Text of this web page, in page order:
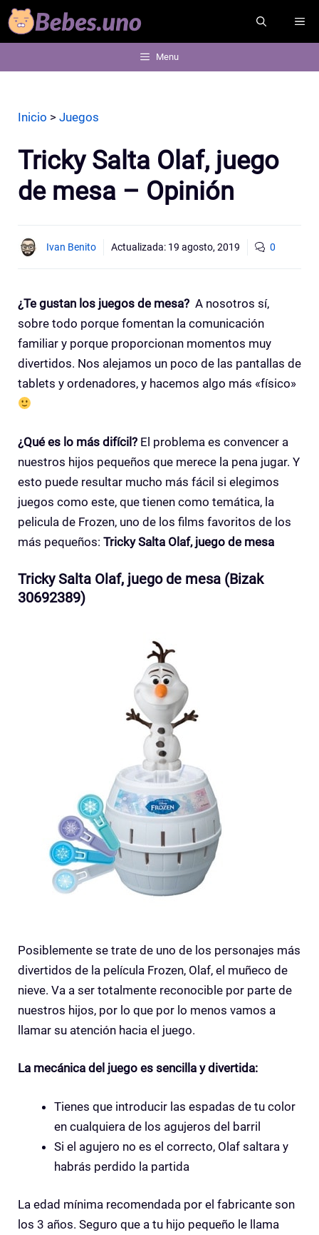
Saltar
al
Menu
Inicio > Juegos
Tricky Salta Olaf, juego
de mesa – Opinión
Ivan Benito Actualizada: 19 agosto, 2019 0
¿Te gustan los juegos de mesa? A nosotros sí,
sobre todo porque fomentan la comunicación
familiar y porque proporcionan momentos muy
divertidos. Nos alejamos un poco de las pantallas de
tablets y ordenadores, y hacemos algo más «físico»
¿Qué es lo más difícil? El problema es convencer a
nuestros hijos pequeños que merece la pena jugar. Y
esto puede resultar mucho más fácil si elegimos
juegos como este, que tienen como temática, la
pelicula de Frozen, uno de los films favoritos de los
más pequeños: Tricky Salta Olaf, juego de mesa
Tricky Salta Olaf, juego de mesa (Bizak
30692389)
Posiblemente se trate de uno de los personajes más
divertidos de la película Frozen, Olaf, el muñeco de
nieve. Va a ser totalmente reconocible por parte de
nuestros hijos, por lo que por lo menos vamos a
llamar su atención hacia el juego.
La mecánica del juego es sencilla y divertida:
Tienes que introducir las espadas de tu color
en cualquiera de los agujeros del barril
Si el agujero no es el correcto, Olaf saltara y
habrás perdido la partida
La edad mínima recomendada por el fabricante son
los 3 años. Seguro que a tu hijo pequeño le llama